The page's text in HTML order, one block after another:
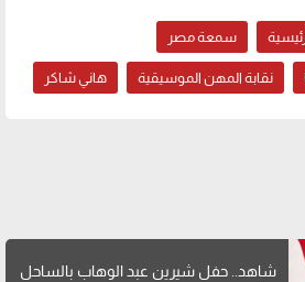
سمعة مصر
نقابة المهن الموسيقية هاني شاكر
شاهد.. حفل شيرين عبد الوهاب بالساحل